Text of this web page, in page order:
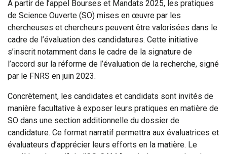
À partir de l’appel Bourses et Mandats 2025, les pratiques
de Science Ouverte (SO) mises en œuvre par les
chercheuses et chercheurs peuvent être valorisées dans le
cadre de l’évaluation des candidatures. Cette initiative
s’inscrit notamment dans le cadre de la signature de
l’accord sur la réforme de l’évaluation de la recherche, signé
par le FNRS en juin 2023.
Concrètement, les candidates et candidats sont invités de
manière facultative à exposer leurs pratiques en matière de
SO dans une section additionnelle du dossier de
candidature. Ce format narratif permettra aux évaluatrices et
évaluateurs d’apprécier leurs efforts en la matière. Le